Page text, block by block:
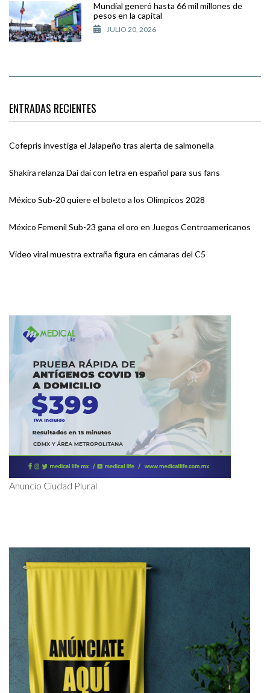
Mundial generó hasta 66 mil millones de
pesos en la capital
JULIO 20, 2026
ENTRADAS RECIENTES
Cofepris investiga el Jalapeño tras alerta de salmonella
Shakira relanza Dai dai con letra en español para sus fans
México Sub-20 quiere el boleto a los Olímpicos 2028
México Femenil Sub-23 gana el oro en Juegos Centroamericanos
Video viral muestra extraña figura en cámaras del C5
Anuncio Ciudad Plural